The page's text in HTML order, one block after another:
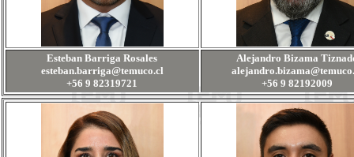
Esteban Barriga Rosales
esteban.barriga@temuco.cl
+56 9 82319721
Alejandro Bizama
+56 9 82192009